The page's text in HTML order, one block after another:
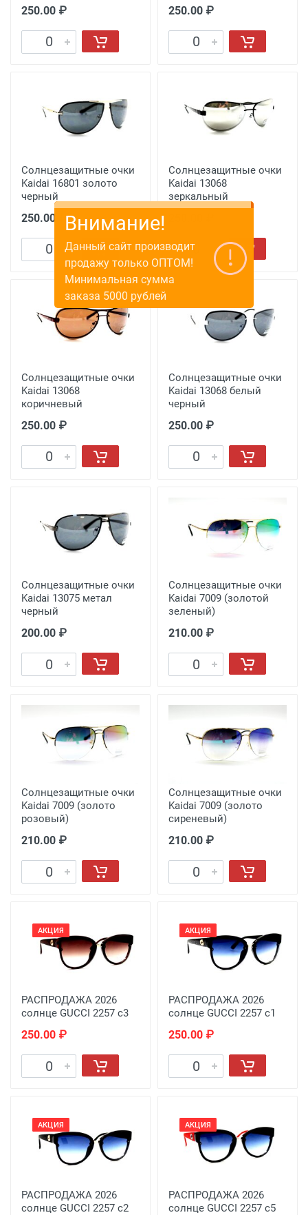
250.00 ₽ 250.00 ₽
Солнцезащитные очки
Kaidai 16801 золото
черный
250.00 ₽
Солнцезащитные очки
Kaidai 13068
зеркальный
Солнцезащитные очки
Kaidai 13068
коричневый
250.00 ₽
Солнцезащитные очки
Kaidai 13068 белый
черный
250.00 ₽
Солнцезащитные очки
Kaidai 13075 метал
черный
200.00 ₽
Солнцезащитные очки
Kaidai 7009 (золотой
зеленый)
210.00 ₽
Солнцезащитные очки
Kaidai 7009 (золото
розовый)
210.00 ₽
Солнцезащитные очки
Kaidai 7009 (золото
сиреневый)
210.00 ₽
АКЦИЯ
РАСПРОДАЖА 2026
солнце GUCCI 2257 c3
250.00 ₽
АКЦИЯ
РАСПРОДАЖА 2026
солнце GUCCI 2257 c1
250.00 ₽
АКЦИЯ
РАСПРОДАЖА 2026
солнце GUCCI 2257 c2
АКЦИЯ
РАСПРОДАЖА 2026
солнце GUCCI 2257 c5